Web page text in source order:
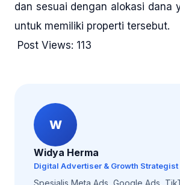
dan sesuai dengan alokasi dana
untuk memiliki properti tersebut.
Post Views: 113
W
Widya Herma
Digital Advertiser & Growth Strategist